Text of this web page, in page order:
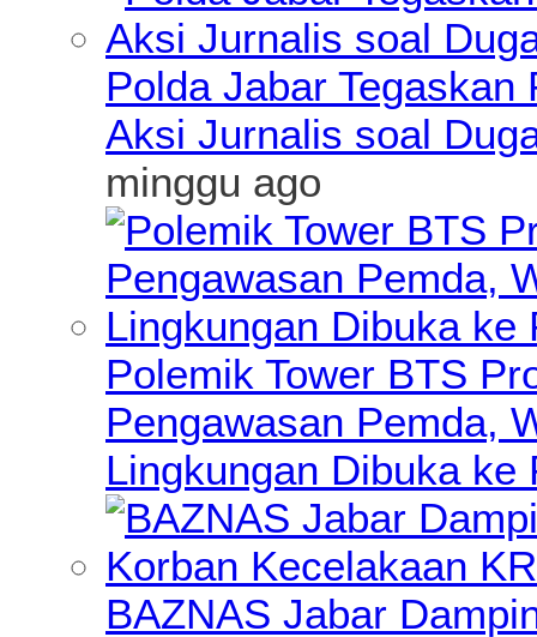
Polda Jabar
Aksi Jurnalis soal
minggu ago
Polemik Tower BTS
Pengawasan Pemda,
Lingkungan Dibuka ke
BAZNAS Jabar